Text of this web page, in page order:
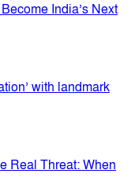
India’s Next
with landmark
Real Threat: When